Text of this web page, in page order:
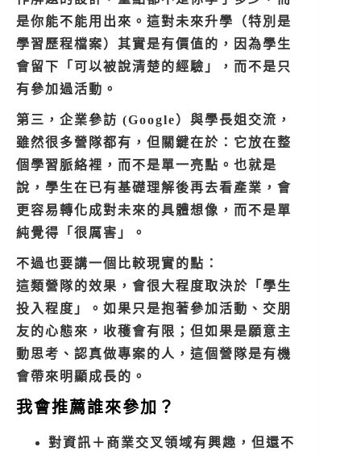
是你能不能用出來。這對未來升學（特別是
學習歷程檔案）其實是有價值的，因為學生
會留下「可以被說清楚的經驗」，而不是只
有參加過活動。
第三，企業參訪 (Google）與學長姐交流，
雖然很多營隊都有，但關鍵在於：它放在整
個學習脈絡裡，而不是單一亮點。也就是
說，學生在已有基礎理解後再去看產業，會
更容易轉化成對未來的具體想像，而不是單
純覺得「很厲害」。
不過也要講一個比較現實的點：
這類營隊的效果，會很大程度取決於「學生
投入程度」。如果只是抱著參加活動、交朋
友的心態來，收穫會有限；但如果是願意主
動思考、認真做專案的人，這個營隊是有機
會帶來明顯成長的。
我會推薦誰來參加？
對資訊＋商業交叉領域有興趣，但還不